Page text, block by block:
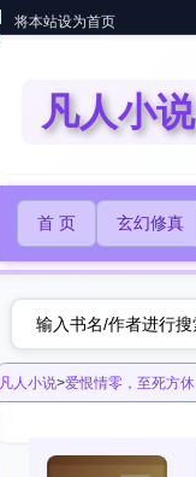
将本站设为首页
凡人小说
首 页 玄幻修真
凡人小说>爱恨情零，至死方休